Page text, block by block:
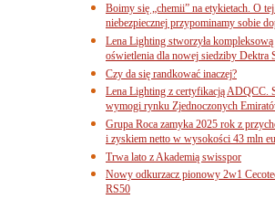
Boimy się „chemii” na etykietach. O
niebezpiecznej przypominamy sobie
Lena Lighting stworzyła kompleksową
oświetlenia dla nowej siedziby Dektra
Czy da się randkować inaczej?
Lena Lighting z certyfikacją ADQCC.
wymogi rynku Zjednoczonych
Grupa Roca zamyka 2025 rok z
i zyskiem netto w wysokości 43 mln
Trwa lato z Akademią swisspor
Nowy odkurzacz pionowy 2w1
RS50